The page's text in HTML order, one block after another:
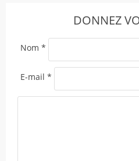
DONNEZ
Nom *
E-mail *